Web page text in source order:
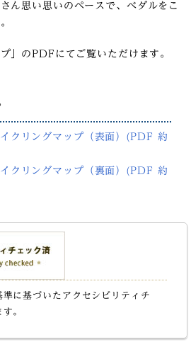
ん思い思いのペースで、べダルをこ
」のPDFにてご覧いただけます。
クリングマップ（表面）(PDF 約
クリングマップ（裏面）(PDF 約
準に基づいたアクセシビリティチ
。